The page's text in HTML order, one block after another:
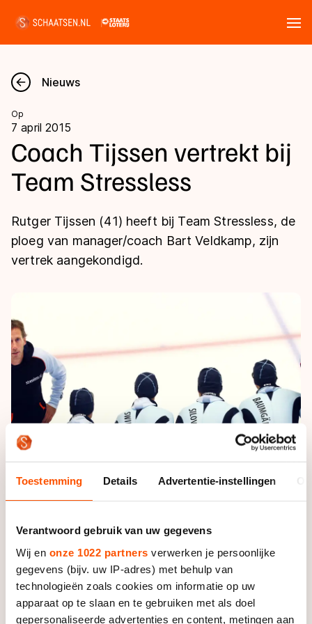
Toestemming Details Advertentie-instellingen
Verantwoord gebruik van uw gegevens
Wij en onze 1022 partners verwerken je persoonlijke
gegevens (bijv. uw IP-adres) met behulp van
technologieën zoals cookies om informatie op uw
apparaat op te slaan en te gebruiken met als doel
gepersonaliseerde advertenties en content, metingen aan
Nieuws
Kalender
Disciplines
Langebaan
Shorttrack
Schoonrijden
Natuurijs
Uitslagen
Langebaan
Inlineskaten
Kunstschaatsen
Tijden & historie
Persoonlijke records & tijden
Historie & statistiek
De weg op
Inschrijven wedstrijden
Algemene Nederlandse Schaatstijd
Deze zomer de weg op
Waar kan ik schaatsen en skaten?
Schaatsfans
Alles voor jou als schaatsfan
Evenementen
Tickets
Olympische Spelen
Olympische Spelen
Medaille overzicht
Medaillespiegel
Van Jong tot Goud verhalen
Nieuws
Op
7 april 2015
Coach Tijssen vertrekt bij
Team Stressless
Rutger Tijssen (41) heeft bij Team Stressless, de
ploeg van manager/coach Bart Veldkamp, zijn
vertrek aangekondigd.
Foto: Glenn Wassenbergh